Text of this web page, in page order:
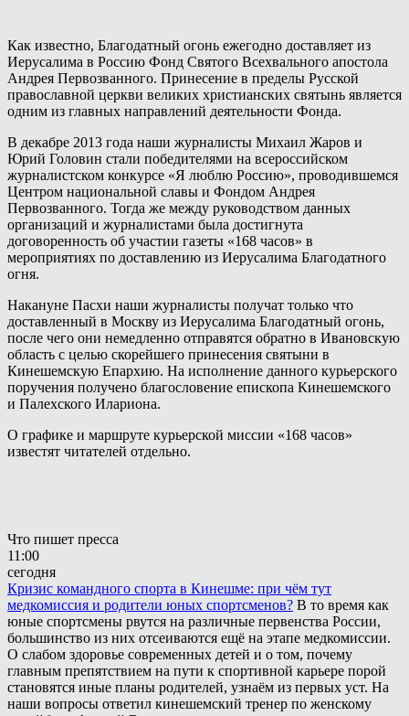
Как известно, Благодатный огонь ежегодно доставляет из
Иерусалима в Россию Фонд Святого Всехвального апостола
Андрея Первозванного. Принесение в пределы Русской
православной церкви великих христианских святынь является
одним из главных направлений деятельности Фонда.
В декабре 2013 года наши журналисты Михаил Жаров и
Юрий Головин стали победителями на всероссийском
журналистском конкурсе «Я люблю Россию», проводившемся
Центром национальной славы и Фондом Андрея
Первозванного. Тогда же между руководством данных
организаций и журналистами была достигнута
договоренность об участии газеты «168 часов» в
мероприятиях по доставлению из Иерусалима Благодатного
огня.
Накануне Пасхи наши журналисты получат только что
доставленный в Москву из Иерусалима Благодатный огонь,
после чего они немедленно отправятся обратно в Ивановскую
область с целью скорейшего принесения святыни в
Кинешемскую Епархию. На исполнение данного курьерского
поручения получено благословение епископа Кинешемского
и Палехского Илариона.
О графике и маршруте курьерской миссии «168 часов»
известят читателей отдельно.
Что пишет пресса
11:00
сегодня
Кризис командного спорта в Кинешме: при чём тут
медкомиссия и родители юных спортсменов? В то время как
юные спортсмены рвутся на различные первенства России,
большинство из них отсеиваются ещё на этапе медкомиссии.
О слабом здоровье современных детей и о том, почему
главным препятствием на пути к спортивной карьере порой
становятся иные планы родителей, узнаём из первых уст. На
наши вопросы ответил кинешемский тренер по женскому